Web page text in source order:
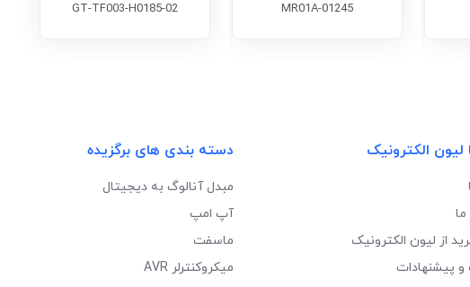
MR01A-01245
GT-TF003-H0185-02
لیون الکترونیک
از لیون الکترونیک
و پیشنهادات
دسته بندی های برگزیده
مبدل آنالوگ به دیجیتال
آپ امپ
ماسفت
میکروکنترلر AVR